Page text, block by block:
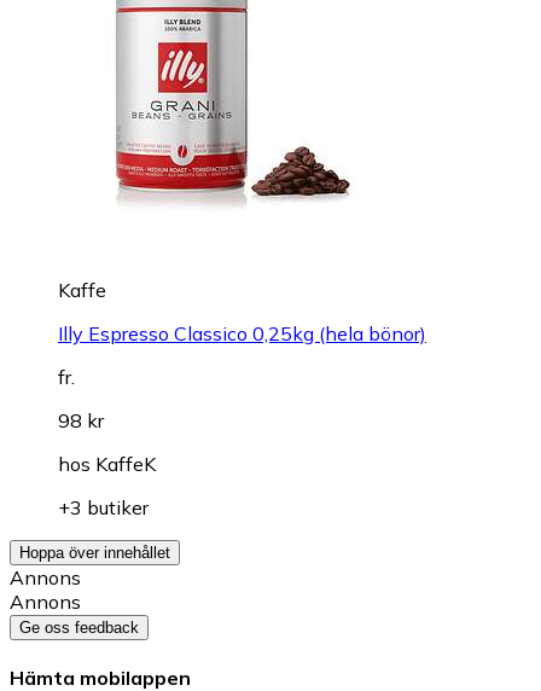
Kaffe
Illy Espresso Classico 0,25kg (hela bönor)
fr.
98 kr
hos KaffeK
+3 butiker
Hoppa över innehållet
Annons
Annons
Ge oss feedback
Hämta mobilappen